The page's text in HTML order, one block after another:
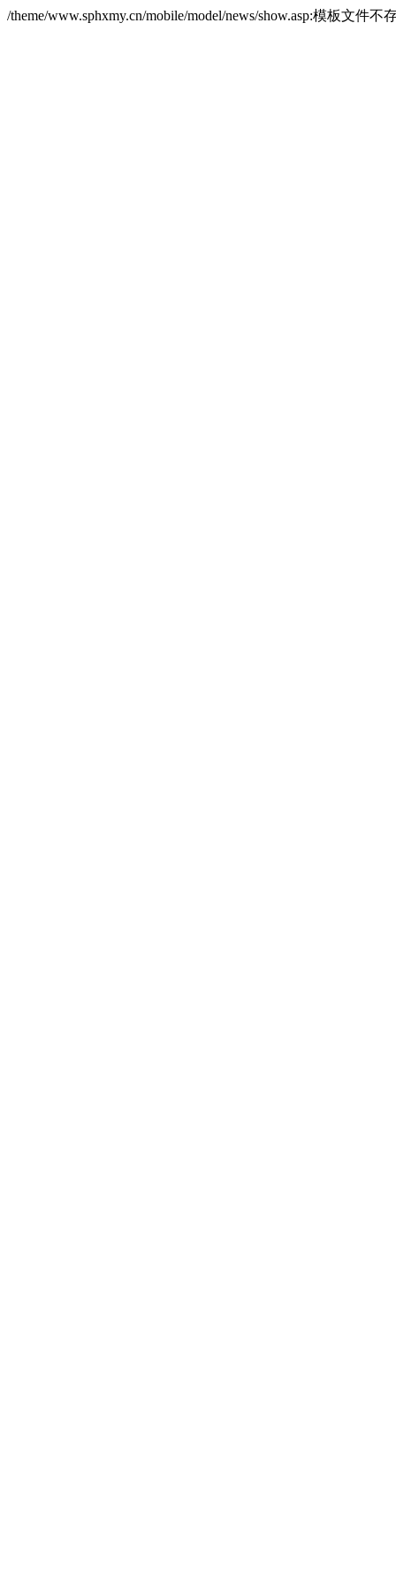
/theme/www.sphxmy.cn/mobile/model/news/show.asp:模板文件不